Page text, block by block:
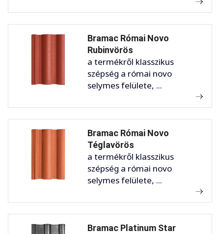
Bramac Római Novo
Rubinvörös
a termékről klasszikus
szépség a római novo
selymes felülete, ...
Bramac Római Novo
Téglavörös
a termékről klasszikus
szépség a római novo
selymes felülete, ...
Bramac Platinum Star